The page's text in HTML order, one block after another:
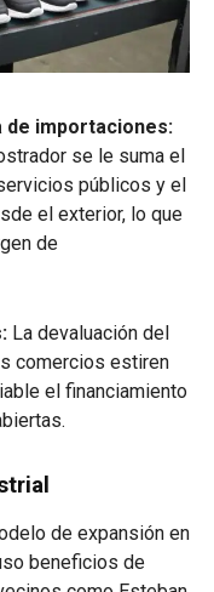
de importaciones:
se le suma el
públicos y el
el exterior, lo que
de
La devaluación del
comercios estiren
el financiamiento
de expansión en
beneficios de